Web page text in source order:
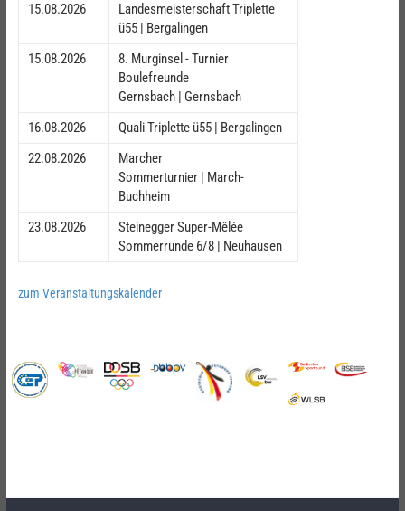
15.08.2026
Landesmeisterschaft Triplette
ü55 | Bergalingen
15.08.2026
8. Murginsel - Turnier
Boulefreunde
Gernsbach | Gernsbach
16.08.2026
Quali Triplette ü55 | Bergalingen
22.08.2026
Marcher
Sommerturnier | March-
Buchheim
23.08.2026
Steinegger Super-Mêlée
Sommerrunde 6/8 | Neuhausen
zum Veranstaltungskalender